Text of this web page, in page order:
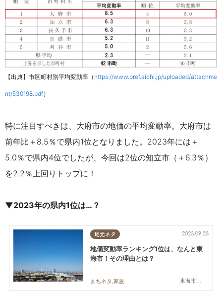
【出典】市区町村別平均変動率（ https://www.pref.aichi.jp/uploaded/attachme
nt/530198.pdf）
特に注目すべきは、大府市の地価の平均変動率。大府市は
前年比＋8.5％で県内1位となりました。2023年には＋
5.0％で県内4位でしたが、今回は2位の知立市（＋6.3％）
を2.2％上回りトップに！
▼2023年の県内1位は…？
地元ネタ
東海市,大府市,東浦町
2023.09.23
地価変動率ランキング1位は、なんと東
海市！その理由とは？
まちネタ,家族